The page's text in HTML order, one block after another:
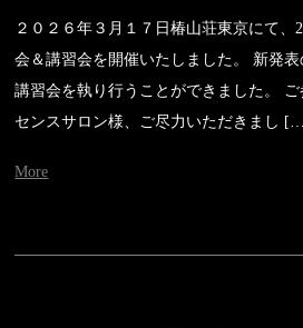
２０２６年３月１７日椿山荘東京にて、
会＆講習会を開催いたしました。 新発
講習会を執り行うことができました。
センスサロン様、ご尽力いただきまし
More